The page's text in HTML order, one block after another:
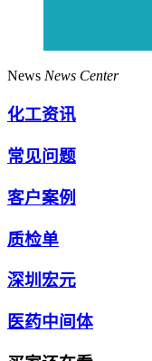
News News Center
化工资讯
常见问题
客户案例
质检单
深圳宏元
医药中间体